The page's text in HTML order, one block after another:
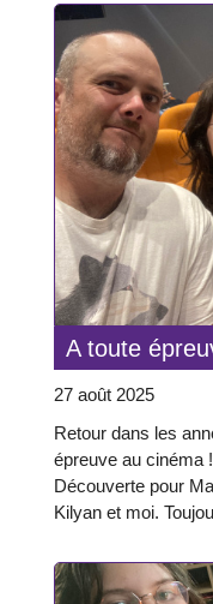
A toute
27 août 2025
Retour dans les
épreuve au cinéma !
Découverte pour
Kilyan et moi.